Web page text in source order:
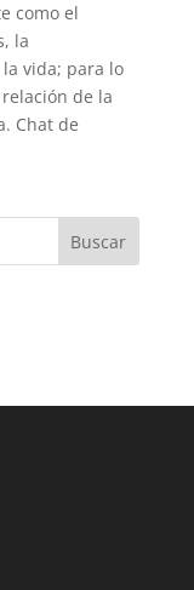
como el
la
vida; para lo
de la
Chat de